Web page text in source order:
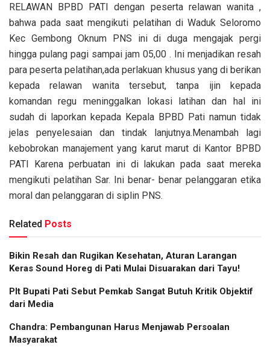
RELAWAN BPBD PATI dengan peserta relawan wanita ,
bahwa pada saat mengikuti pelatihan di Waduk Seloromo
Kec Gembong Oknum PNS ini di duga mengajak pergi
hingga pulang pagi sampai jam 05,00 . Ini menjadikan resah
para peserta pelatihan,ada perlakuan khusus yang di berikan
kepada relawan wanita tersebut, tanpa ijin kepada
komandan regu meninggalkan lokasi latihan dan hal ini
sudah di laporkan kepada Kepala BPBD Pati namun tidak
jelas penyelesaian dan tindak lanjutnya.Menambah lagi
kebobrokan manajement yang karut marut di Kantor BPBD
PATI Karena perbuatan ini di lakukan pada saat mereka
mengikuti pelatihan Sar. Ini benar- benar pelanggaran etika
moral dan pelanggaran di siplin PNS.
Related Posts
Bikin Resah dan Rugikan Kesehatan, Aturan Larangan
Keras Sound Horeg di Pati Mulai Disuarakan dari Tayu!
Plt Bupati Pati Sebut Pemkab Sangat Butuh Kritik Objektif
dari Media
Chandra: Pembangunan Harus Menjawab Persoalan
Masyarakat